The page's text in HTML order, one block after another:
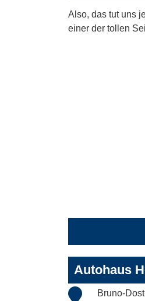
Also, das tut uns
einer der tollen
Autohaus
Bruno-